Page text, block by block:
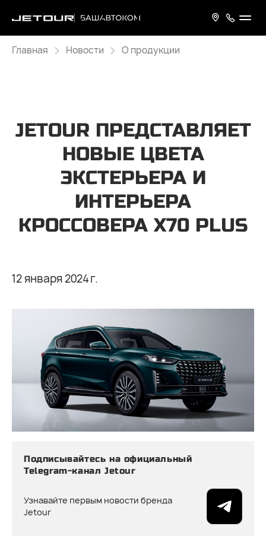
Главная Новости О продукции
JETOUR ПРЕДСТАВЛЯЕТ
НОВЫЕ ЦВЕТА
ЭКСТЕРЬЕРА И
ИНТЕРЬЕРА
КРОССОВЕРА X70 PLUS
12 января 2024 г.
Подписывайтесь на официальный
Telegram-канал Jetour
Узнавайте первым новости бренда
Jetour